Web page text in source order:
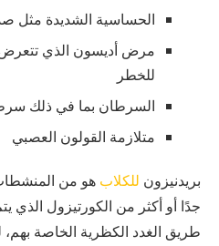
الحساسية الشديدة مثل
مرض أديسون الذي تتعرض
للخطر
السرطان بما في ذلك
متلازمة القولون العصبي
بريدنيزون للكلاب هو من المنشطات
جدًا أو أكثر من الكورتيزول الذي
طريق الغدد الكظرية الخاصة بهم،